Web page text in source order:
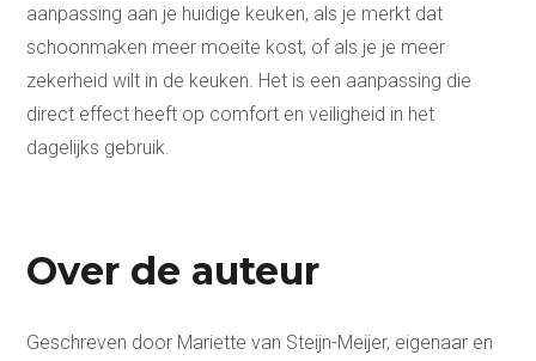
aanpassing aan je huidige keuken, als je merkt dat
schoonmaken meer moeite kost, of als je je meer
zekerheid wilt in de keuken. Het is een aanpassing die
direct effect heeft op comfort en veiligheid in het
dagelijks gebruik.
Over de auteur
Geschreven door Mariette van Steijn-Meijer, eigenaar en